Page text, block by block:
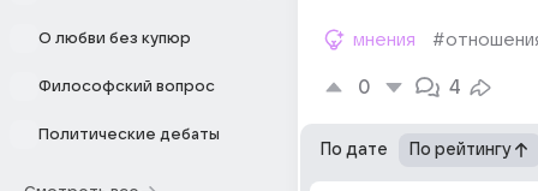
О любви без купюр
Философский вопрос
Политические дебаты
мнения
0 4
По дате По рейтингу